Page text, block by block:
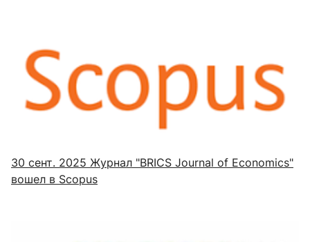
30 сент. 2025 Журнал "BRICS Journal of Economics"
вошел в Scopus